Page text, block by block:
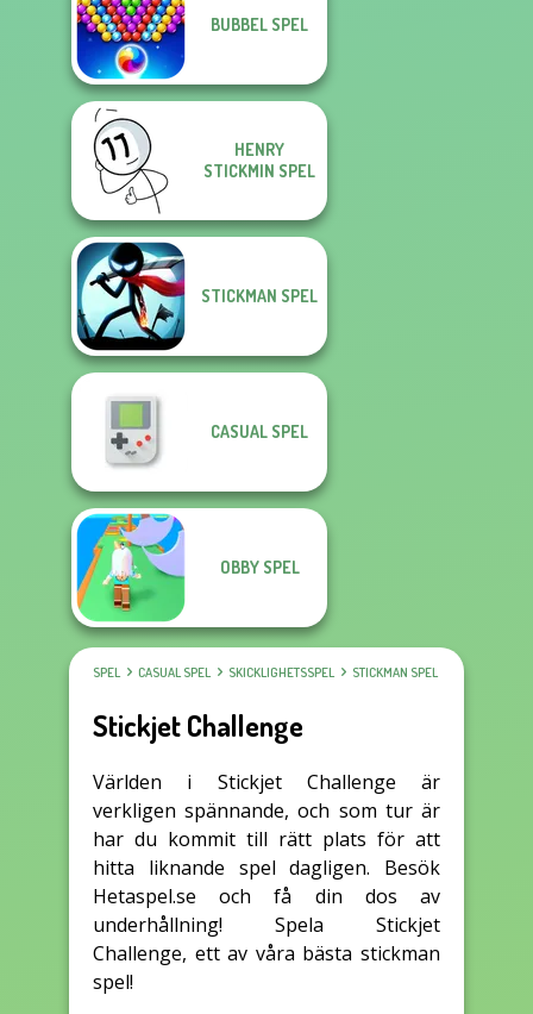
BUBBEL SPEL
HENRY
STICKMIN SPEL
STICKMAN SPEL
CASUAL SPEL
OBBY SPEL
SPEL CASUAL SPEL SKICKLIGHETSSPEL STICKMAN SPEL
Stickjet Challenge
Världen i Stickjet Challenge är
verkligen spännande, och som tur är
har du kommit till rätt plats för att
hitta liknande spel dagligen. Besök
Hetaspel.se och få din dos av
underhållning! Spela Stickjet
Challenge, ett av våra bästa stickman
spel!